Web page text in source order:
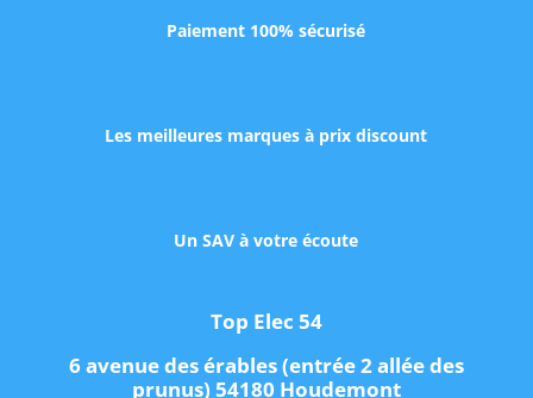
Paiement 100% sécurisé
Les meilleures marques à prix discount
Un SAV à votre écoute
Top Elec 54
6 avenue des érables (entrée 2 allée des
prunus) 54180 Houdemont